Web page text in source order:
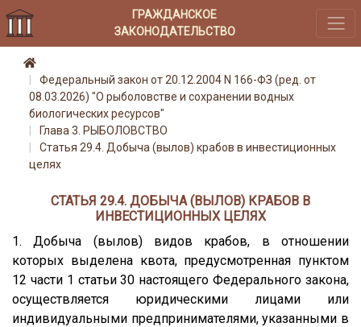
ГРАЖДАНСКОЕ
ЗАКОНОДАТЕЛЬСТВО
Федеральный закон от 20.12.2004 N 166-ФЗ (ред. от
08.03.2026) "О рыболовстве и сохранении водных
биологических ресурсов"
Глава 3. РЫБОЛОВСТВО
Статья 29.4. Добыча (вылов) крабов в инвестиционных
целях
СТАТЬЯ 29.4. ДОБЫЧА (ВЫЛОВ) КРАБОВ В
ИНВЕСТИЦИОННЫХ ЦЕЛЯХ
1. Добыча (вылов) видов крабов, в отношении
которых выделена квота, предусмотренная пунктом
12 части 1 статьи 30 настоящего Федерального закона,
осуществляется юридическими лицами или
индивидуальными предпринимателями, указанными в